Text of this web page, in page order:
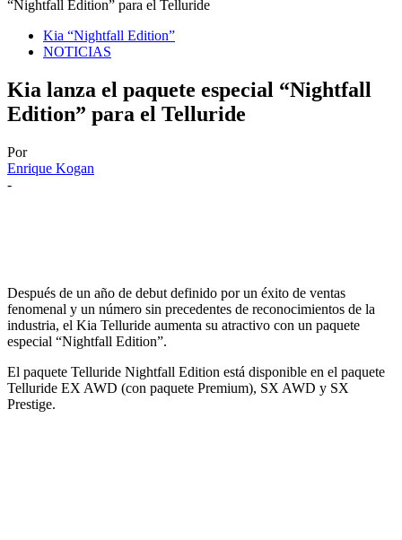
“Nightfall Edition” para el Telluride
Kia “Nightfall Edition”
NOTICIAS
Kia lanza el paquete especial “Nightfall
Edition” para el Telluride
Por
Enrique Kogan
-
Después de un año de debut definido por un éxito de ventas
fenomenal y un número sin precedentes de reconocimientos de la
industria, el Kia Telluride aumenta su atractivo con un paquete
especial “Nightfall Edition”.
El paquete Telluride Nightfall Edition está disponible en el paquete
Telluride EX AWD (con paquete Premium), SX AWD y SX
Prestige.